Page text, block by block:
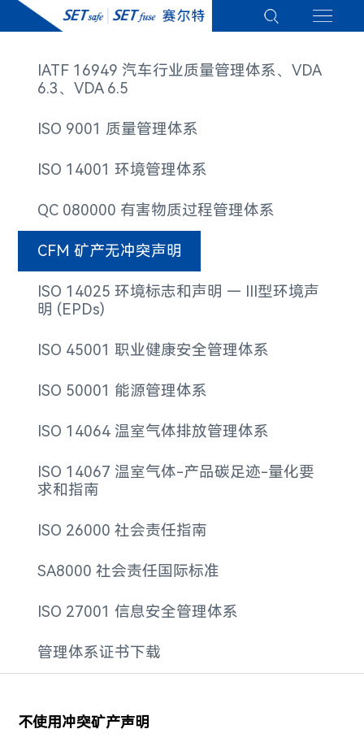
IATF 16949 汽车行业质量管理体系、VDA
6.3、VDA 6.5
ISO 9001 质量管理体系
ISO 14001 环境管理体系
QC 080000 有害物质过程管理体系
CFM​ 矿产无冲突声明
ISO 14025 环境标志和声明 — III型环境声
明 (EPDs)
ISO 45001 职业健康安全管理体系
ISO 50001 能源管理体系
ISO 14064 温室气体排放管理体系
ISO 14067 温室气体-产品碳足迹-量化要
求和指南
ISO 26000 社会责任指南
SA8000 社会责任国际标准
ISO 27001 信息安全管理体系
管理体系证书下载
不使用冲突矿产声明